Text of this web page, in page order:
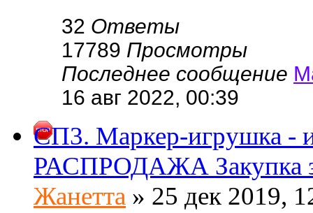
32 Ответы
17789 Просмотры
Последнее сообщение
16 авг 2022, 00:39
СП3. Маркер-игрушка -
РАСПРОДАЖА Закупка
Жанетта » 25 дек 2019,